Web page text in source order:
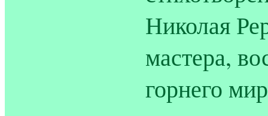
Николая
мастера,
горнего